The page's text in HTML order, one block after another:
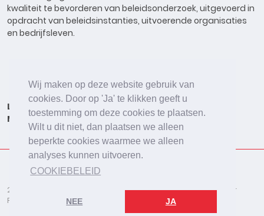
Wij maken op deze website gebruik van
cookies. Door op 'Ja' te klikken geeft u
toestemming om deze cookies te plaatsen.
Wilt u dit niet, dan plaatsen we alleen
beperkte cookies waarmee we alleen
analyses kunnen uitvoeren.
COOKIEBELEID
NEE JA
kwaliteit te bevorderen van beleidsonderzoek, uitgevoerd in
opdracht van beleidsinstanties, uitvoerende organisaties
en bedrijfsleven.
Lid worden Onderzoeken Agenda
Vacatures
Meldpunt Beleidsonderzoek Online
2026 © De Vereniging voor Beleidsonderzoek
Disclaimer
Privacybeleid
Cookies